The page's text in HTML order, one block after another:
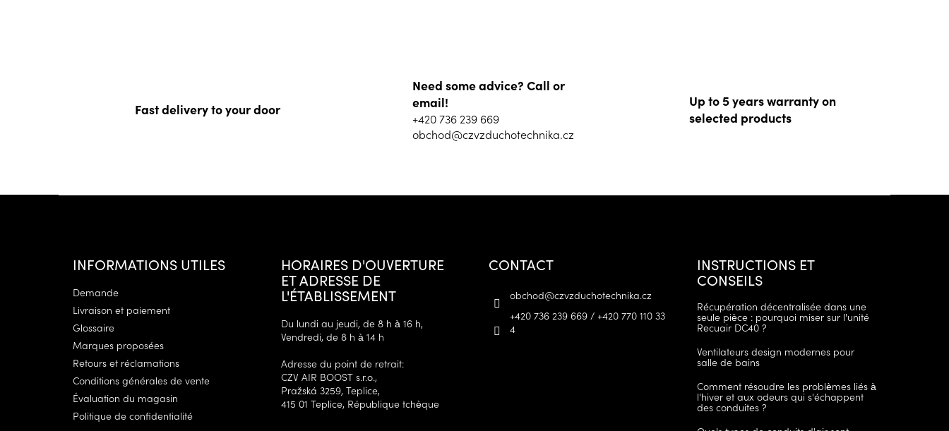
Fast delivery to your door
Need some advice? Call or
email!
+420 736 239 669
obchod@czvzduchotechnika.cz
Up to 5 years warranty on
selected products
INFORMATIONS UTILES
Demande
Livraison et paiement
Glossaire
Marques proposées
Retours et réclamations
Conditions générales de vente
Évaluation du magasin
Politique de confidentialité
HORAIRES D'OUVERTURE
ET ADRESSE DE
L'ÉTABLISSEMENT
Du lundi au jeudi, de 8 h à 16 h,
Vendredi, de 8 h à 14 h
Adresse du point de retrait:
CZV AIR BOOST s.r.o.,
Pražská 3259, Teplice,
415 01 Teplice, République tchèque
CONTACT
obchod@czvzduchotechnika.cz
+420 736 239 669 / +420 770 110 33
4
INSTRUCTIONS ET
CONSEILS
Récupération décentralisée dans une
seule pièce : pourquoi miser sur l'unité
Recuair DC40 ?
Ventilateurs design modernes pour
salle de bains
Comment résoudre les problèmes liés à
l'hiver et aux odeurs qui s'échappent
des conduites ?